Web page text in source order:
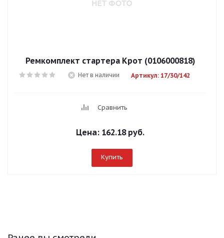
Ремкомплект стартера Крот (0106000818)
Нет в наличии Артикул: 17/30/142
Сравнить
Цена: 162.18 руб.
Купить